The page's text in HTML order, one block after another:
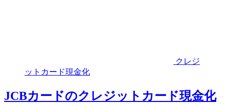
クレジ
ットカード現金化
JCBカードのクレジットカード現金化